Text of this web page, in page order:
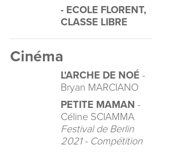
- ECOLE FLORENT,
CLASSE LIBRE
Cinéma
L'ARCHE DE NOÉ -
Bryan MARCIANO
PETITE MAMAN -
Céline SCIAMMA
Festival de Berlin
2021 - Compétition